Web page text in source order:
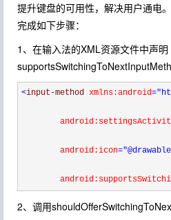
提升键盘的可用性，解决用户通电
完成如下步骤：
1、在输入法的XML资源文件中声明
<input-method xmlns:android
        android:icon
2、调用